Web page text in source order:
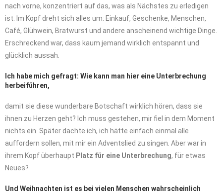
nach vorne, konzentriert auf das, was als Nächstes zu erledigen
ist. Im Kopf dreht sich alles um: Einkauf, Geschenke, Menschen,
Café, Glühwein, Bratwurst und andere anscheinend wichtige Dinge.
Erschreckend war, dass kaum jemand wirklich entspannt und
glücklich aussah.
Ich habe mich gefragt: Wie kann man hier eine Unterbrechung
herbeiführen,
damit sie diese wunderbare Botschaft wirklich hören, dass sie
ihnen zu Herzen geht? Ich muss gestehen, mir fiel in dem Moment
nichts ein. Später dachte ich, ich hätte einfach einmal alle
auffordern sollen, mit mir ein Adventslied zu singen. Aber war in
ihrem Kopf überhaupt Platz für eine Unterbrechung, für etwas
Neues?
Und Weihnachten ist es bei vielen Menschen wahrscheinlich